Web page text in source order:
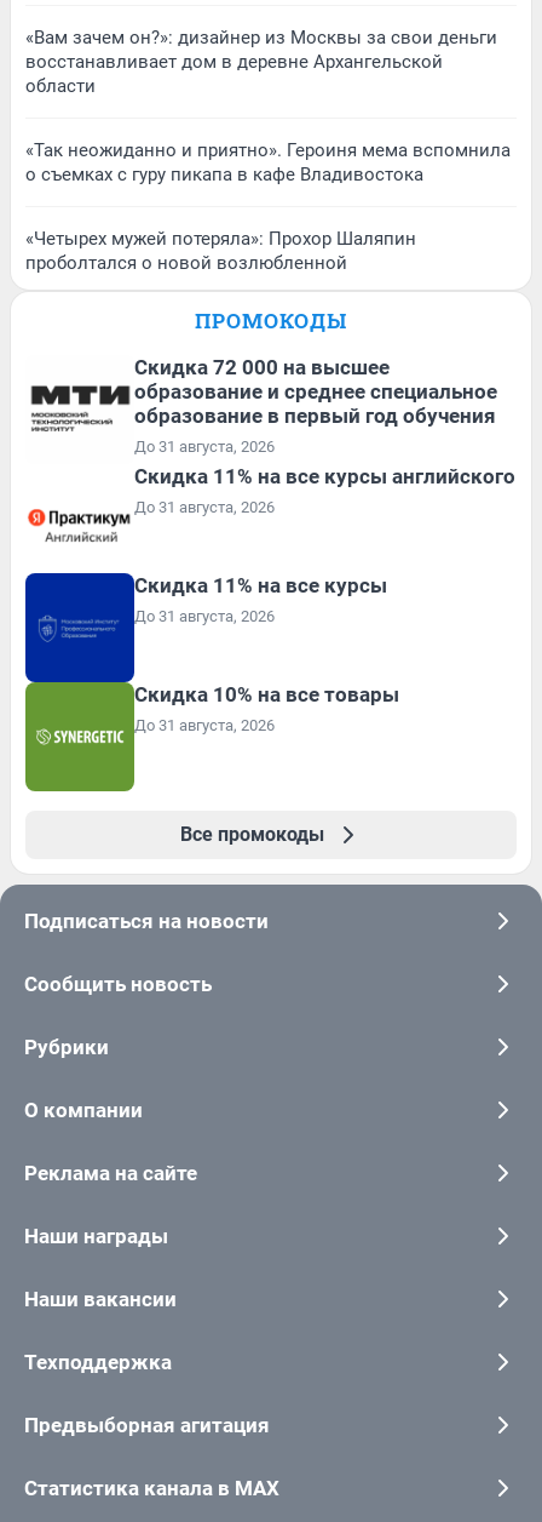
«Вам зачем он?»: дизайнер из Москвы за свои деньги
восстанавливает дом в деревне Архангельской
области
«Так неожиданно и приятно». Героиня мема вспомнила
о съемках с гуру пикапа в кафе Владивостока
«Четырех мужей потеряла»: Прохор Шаляпин
проболтался о новой возлюбленной
ПРОМОКОДЫ
Скидка 72 000 на высшее
образование и среднее специальное
образование в первый год обучения
До 31 августа, 2026
Скидка 11% на все курсы английского
До 31 августа, 2026
Скидка 11% на все курсы
До 31 августа, 2026
Скидка 10% на все товары
До 31 августа, 2026
Все промокоды
Подписаться на новости
Сообщить новость
Рубрики
О компании
Реклама на сайте
Наши награды
Наши вакансии
Техподдержка
Предвыборная агитация
Статистика канала в MAX